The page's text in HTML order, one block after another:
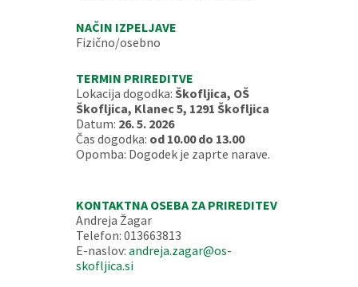
NAČIN IZPELJAVE
Fizično/osebno
TERMIN PRIREDITVE
Lokacija dogodka: Škofljica, OŠ
Škofljica, Klanec 5, 1291 Škofljica
Datum: 26. 5. 2026
Čas dogodka: od 10.00 do 13.00
Opomba: Dogodek je zaprte narave.
KONTAKTNA OSEBA ZA PRIREDITEV
Andreja Žagar
Telefon: 013663813
E-naslov: andreja.zagar@os-
skofljica.si